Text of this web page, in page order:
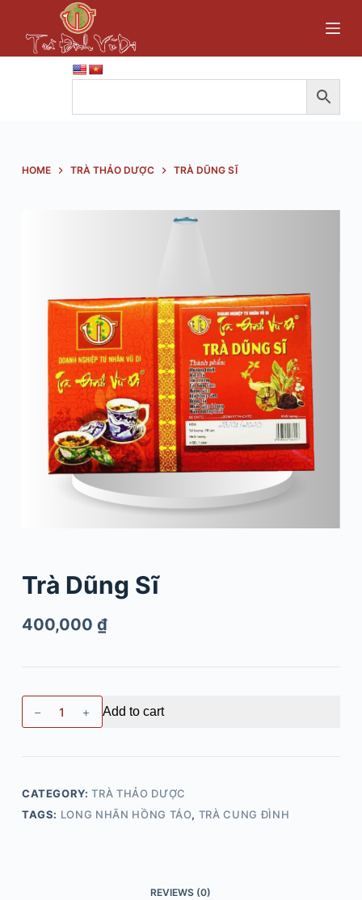
i
oHOME TRÀ THẢO DƯỢC TRÀ DŨNG SĨ
Trà Dũng Sĩ
400,000 ₫
Add to cart
CATEGORY:TRÀ THẢO DƯỢC
TAGS: LONG NHÃN HỒNG TÁO, TRÀ CUNG ĐÌNH
REVIEWS (0)